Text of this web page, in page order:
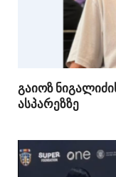
გაიოზ
ასპარეზზე